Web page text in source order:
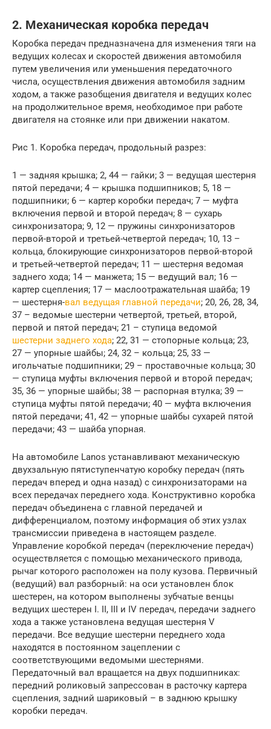
2. Механическая коробка передач
Коробка передач предназначена для изменения тяги на
ведущих колесах и скоростей движения автомобиля
путем увеличения или уменьшения передаточного
числа, осуществления движения автомобиля задним
ходом, а также разобщения двигателя и ведущих колес
на продолжительное время, необходимое при работе
двигателя на стоянке или при движении накатом.
Рис 1. Коробка передач, продольный разрез:
1 — задняя крышка; 2, 44 — гайки; 3 — ведущая шестерня
пятой передачи; 4 — крышка подшипников; 5, 18 —
подшипники; 6 — картер коробки передач; 7 — муфта
включения первой и второй передач; 8 — сухарь
синхронизатора; 9, 12 — пружины синхронизаторов
первой-второй и третьей-четвертой передач; 10, 13 –
кольца, блокирующие синхронизаторов первой-второй
и третьей-четвертой передач; 11 — шестерня ведомая
заднего хода; 14 — манжета; 15 — ведущий вал; 16 —
картер сцепления; 17 — маслоотражательная шайба; 19
— шестерня-вал ведущая главной передачи; 20, 26, 28, 34,
37 – ведомые шестерни четвертой, третьей, второй,
первой и пятой передач; 21 – ступица ведомой
шестерни заднего хода; 22, 31 — стопорные кольца; 23,
27 — упорные шайбы; 24, 32 – кольца; 25, 33 —
игольчатые подшипники; 29 – проставочные кольца; 30
— ступица муфты включения первой и второй передач;
35, 36 — упорные шайбы; 38 — распорная втулка; 39 —
ступица муфты пятой передачи; 40 — муфта включения
пятой передачи; 41, 42 — упорные шайбы сухарей пятой
передачи; 43 — шайба упорная.
На автомобиле Lanos устанавливают механическую
двухзальную пятиступенчатую коробку передач (пять
передач вперед и одна назад) с синхронизаторами на
всех передачах переднего хода. Конструктивно коробка
передач объединена с главной передачей и
дифференциалом, поэтому информация об этих узлах
трансмиссии приведена в настоящем разделе.
Управление коробкой передач (переключение передач)
осуществляется с помощью механического привода,
рычаг которого расположен на полу кузова. Первичный
(ведущий) вал разборный: на оси установлен блок
шестерен, на котором выполнены зубчатые венцы
ведущих шестерен I. II, III и IV передач, передачи заднего
хода а также установлена ведущая шестерня V
передачи. Все ведущие шестерни переднего хода
находятся в постоянном зацеплении с
соответствующими ведомыми шестернями.
Передаточный вал вращается на двух подшипниках:
передний роликовый запрессован в расточку картера
сцепления, задний шариковый – в заднюю крышку
коробки передач.